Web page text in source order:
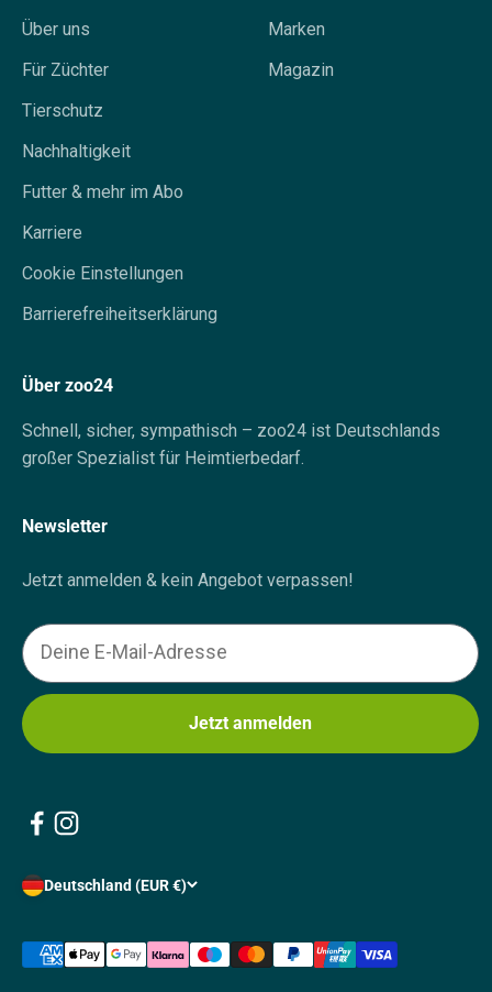
Über uns
Für Züchter
Tierschutz
Nachhaltigkeit
Futter & mehr im Abo
Karriere
Cookie Einstellungen
Barrierefreiheitserklärung
Marken
Magazin
Über zoo24
Schnell, sicher, sympathisch – zoo24 ist Deutschlands
großer Spezialist für Heimtierbedarf.
Newsletter
Jetzt anmelden & kein Angebot verpassen!
Email
Jetzt anmelden
Deutschland (EUR €)